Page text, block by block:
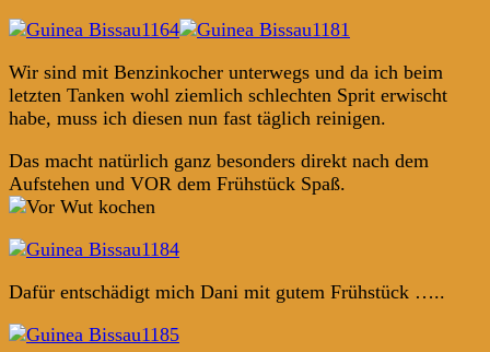
Wir sind mit Benzinkocher unterwegs und da ich beim
letzten Tanken wohl ziemlich schlechten Sprit erwischt
habe, muss ich diesen nun fast täglich reinigen.
Das macht natürlich ganz besonders direkt nach dem
Aufstehen und VOR dem Frühstück Spaß.
Dafür entschädigt mich Dani mit gutem Frühstück …..